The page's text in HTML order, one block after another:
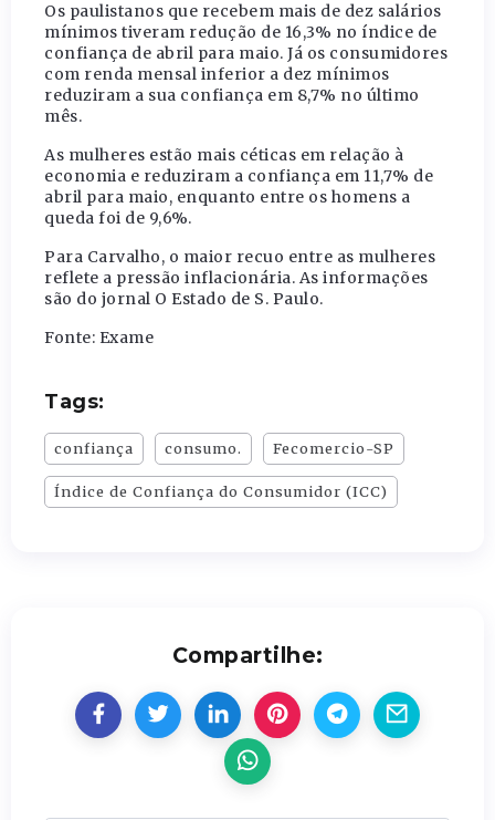
Os paulistanos que recebem mais de dez salários
mínimos tiveram redução de 16,3% no índice de
confiança de abril para maio. Já os consumidores
com renda mensal inferior a dez mínimos
reduziram a sua confiança em 8,7% no último
mês.
As mulheres estão mais céticas em relação à
economia e reduziram a confiança em 11,7% de
abril para maio, enquanto entre os homens a
queda foi de 9,6%.
Para Carvalho, o maior recuo entre as mulheres
reflete a pressão inflacionária. As informações
são do jornal O Estado de S. Paulo.
Fonte: Exame
Tags:
confiança consumo. Fecomercio-SP
Índice de Confiança do Consumidor (ICC)
Compartilhe: